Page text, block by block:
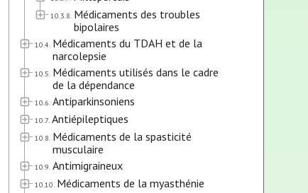
10.3.8. Médicaments des troubles
bipolaires
10.4. Médicaments du TDAH et de la
narcolepsie
10.5. Médicaments utilisés dans le cadre
de la dépendance
10.6. Antiparkinsoniens
10.7. Antiépileptiques
10.8. Médicaments de la spasticité
musculaire
10.9. Antimigraineux
10.10. Médicaments de la myasthénie